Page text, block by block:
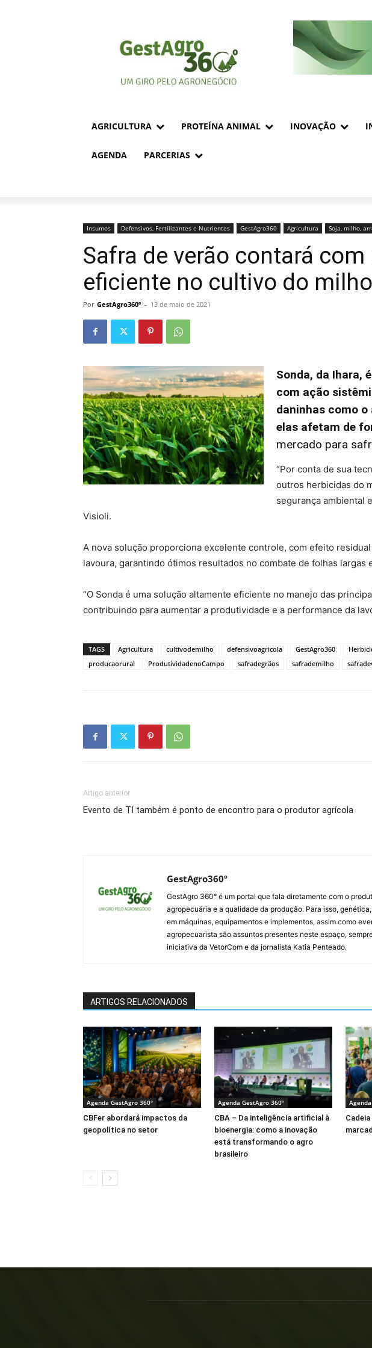
AGRICULTURA PROTEÍNA ANIMAL INOVAÇÃO
AGENDA PARCERIAS
Insumos Defensivos, Fertilizantes e Nutrientes GestAgro360 Agricultura Soja, milho,
Safra de verão contará
eficiente no cultivo do milho
Por GestAgro360º - 13 de maio de 2021
Sonda, da Ihara,
com ação
daninhas como
elas afetam de
mercado para
“Por conta de sua
outros herbicidas do
segurança ambiental
Visioli.
A nova solução proporciona excelente controle, com efeito
lavoura, garantindo ótimos resultados no combate de folhas
“O Sonda é uma solução altamente eficiente no manejo das
contribuindo para aumentar a produtividade e a performance da
TAGS Agricultura cultivodemilho defensivoagricola GestAgro360
producaorural
ProdutividadenoCampo safradegrãos safrademilho
Artigo anterior
Evento de TI também é ponto de encontro para o produtor agrícola
GestAgro360º
GestAgro 360° é um portal que fala diretamente com o
agropecuária e a qualidade da produção. Para isso,
em máquinas, equipamentos e implementos, assim como
agropecuarista são assuntos presentes neste espaço,
iniciativa da VetorCom e da jornalista Katia Penteado.
ARTIGOS RELACIONADOS
Agenda GestAgro 360°
CBFer abordará impactos da
geopolítica no setor
Agenda GestAgro 360°
CBA – Da inteligência artificial à
bioenergia: como a inovação
está transformando o agro
brasileiro